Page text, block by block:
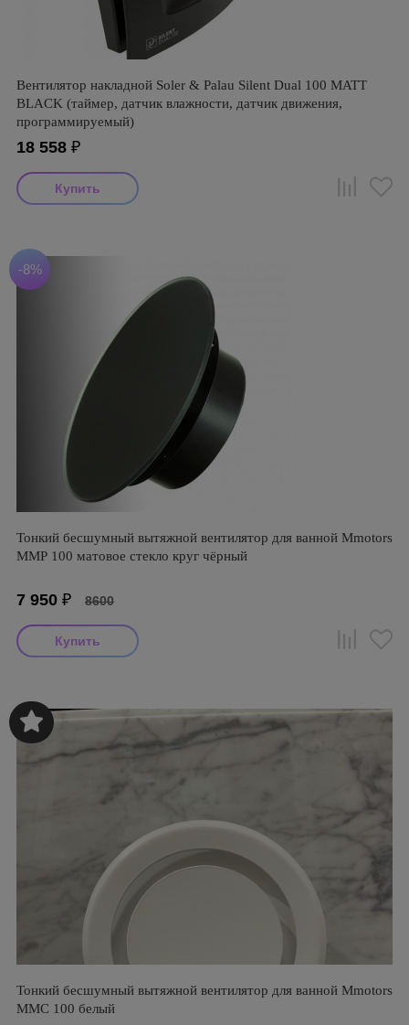
Вентилятор накладной Soler & Palau Silent Dual 100 MATT
BLACK (таймер, датчик влажности, датчик движения,
программируемый)
18 558 ₽
-8%
Тонкий бесшумный вытяжной вентилятор для ванной Mmotors
ММР 100 матовое стекло круг чёрный
7 950 ₽ 8600
Тонкий бесшумный вытяжной вентилятор для ванной Mmotors
ММC 100 белый